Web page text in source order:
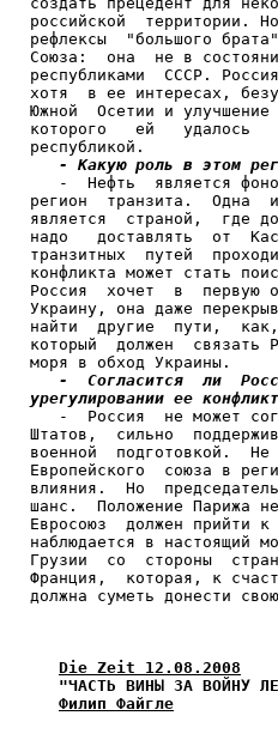
российской  территории.
рефлексы  "большого
Союза:  она  не в
республиками  СССР.
хотя  в ее интересах,
Южной  Осетии и
которого   ей   удалось
республикой.
- Какую роль в этом
-  Нефть  является
регион  транзита.  Одна
является  страной,  где
надо   доставлять  от
транзитных  путей
конфликта может стать
Россия  хочет  в  первую
Украину, она даже
найти  другие  пути,
который  должен  связать
моря в обход Украины.
-  Согласится  ли
урегулировании ее
-  Россия  не может
Штатов,  сильно
военной  подготовкой.
Европейского  союза в
влияния.  Но
шанс.  Положение Парижа
Евросоюз  должен прийти
наблюдается в настоящий
Грузии  со  стороны
Франция,  которая, к
должна суметь донести
Die Zeit 12.08.2008
"ЧАСТЬ ВИНЫ ЗА ВОЙНУ
Филип Файгле